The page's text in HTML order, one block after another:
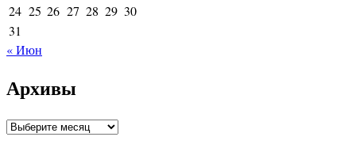
24 25 26 27 28 29 30
31
« Июн
Архивы
Архивы